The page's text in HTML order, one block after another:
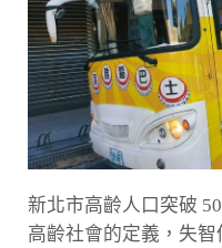
新北市高齡人口突破
高齡社會的定義，失